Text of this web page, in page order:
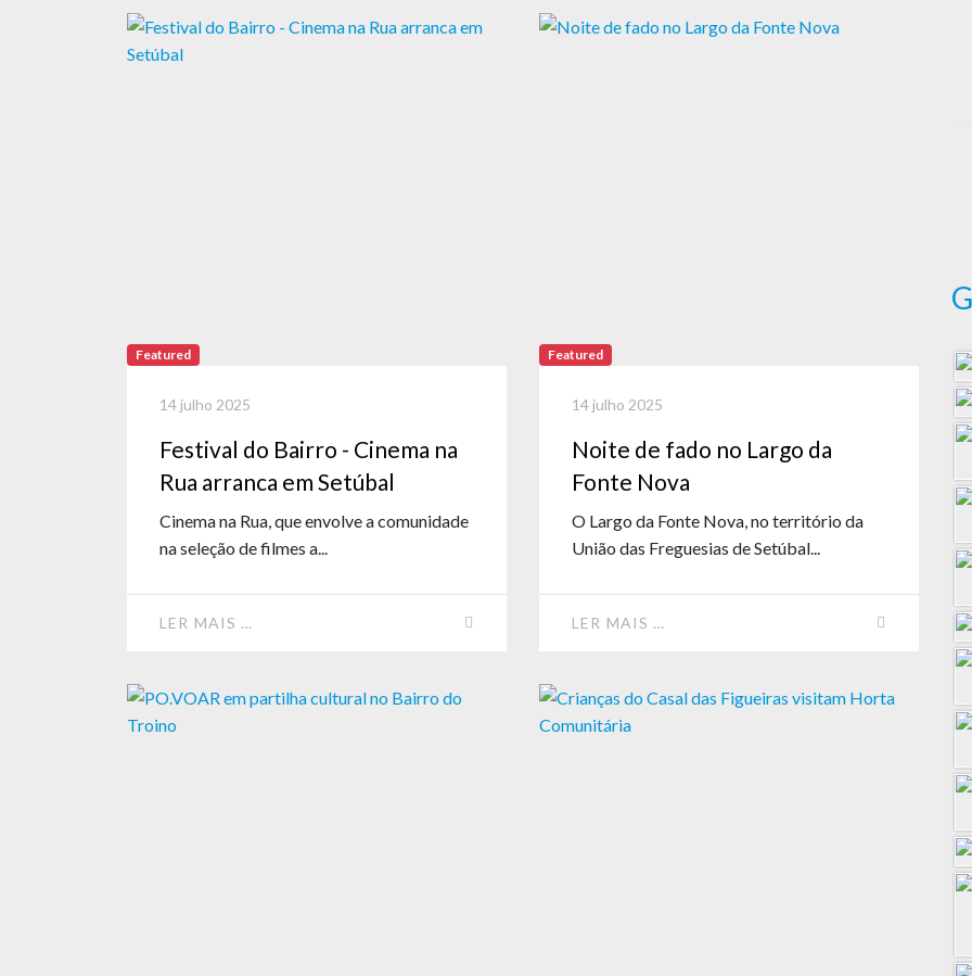
Featured
Festival do Bairro - Cinema na
Rua arranca em Setúbal
14 julho 2025
Cinema na Rua, que envolve a comunidade
na seleção de filmes a...
LER MAIS …
Featured
Noite de fado no Largo da
Fonte Nova
14 julho 2025
O Largo da Fonte Nova, no território da
União das Freguesias de Setúbal...
LER MAIS …